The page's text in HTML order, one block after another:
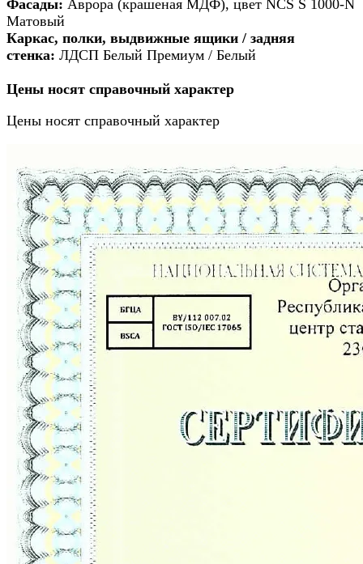
Фасады: Аврора (крашеная МДФ), цвет NCS S 1000-N
Матовый
Каркас, полки, выдвижные ящики / задняя
стенка: ЛДСП Белый Премиум / Белый
Цены носят справочный характер
Цены носят справочный характер